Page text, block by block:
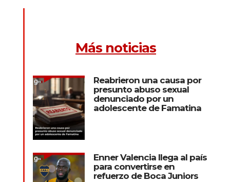
Más noticias
Reabrieron una causa por
presunto abuso sexual
denunciado por un
adolescente de Famatina
Enner Valencia llega al país
para convertirse en
refuerzo de Boca Juniors